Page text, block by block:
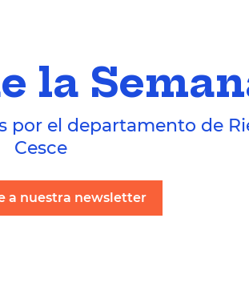
la
el departamento de
Cesce
a nuestra newsletter